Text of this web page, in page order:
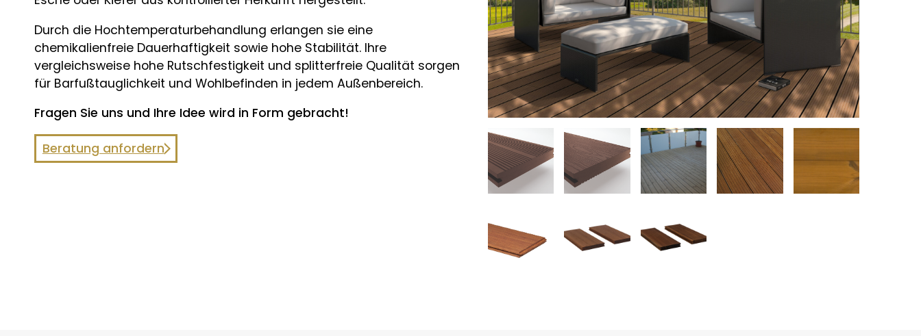
Durch die Hochtemperaturbehandlung erlangen sie eine
chemikalienfreie Dauerhaftigkeit sowie hohe Stabilität. Ihre
vergleichsweise hohe Rutschfestigkeit und splitterfreie Qualität sorgen
für Barfußtauglichkeit und Wohlbefinden in jedem Außenbereich.
Fragen Sie uns und Ihre Idee wird in Form gebracht!
Beratung anfordern